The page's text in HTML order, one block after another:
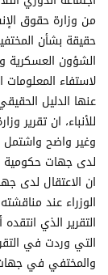
من وزارة حقوق
حقيقة بشأن
الشؤون العسكرية
لاستفاء
عنها الدليل
للأنباء، ان تقرير
لدى جهات حكومية ،
ان الاعتقال لدى
الوزراء عند
التقرير الذي
التي وردت في
والمختفي في